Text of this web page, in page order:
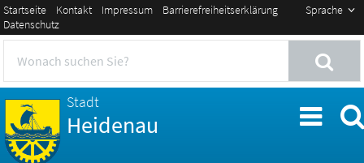
Sprache
Startseite Kontakt Impressum
Barrierefreiheitserklärung
Datenschutz
Stadt
Heidenau